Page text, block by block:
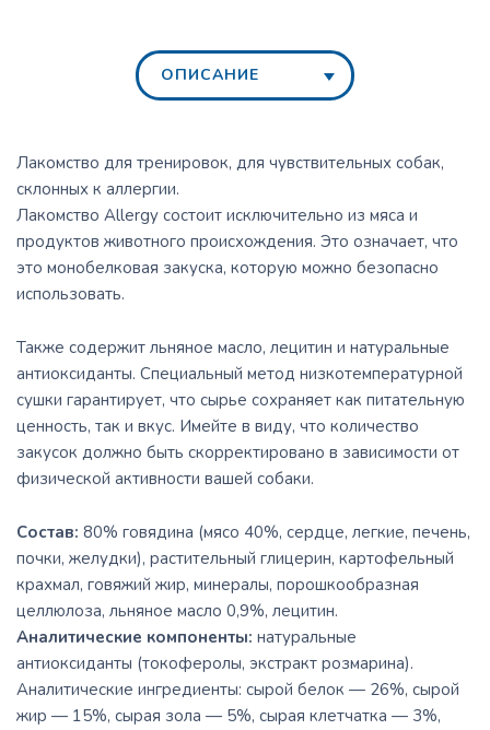
ОПИСАНИЕ
Лакомство для тренировок, для чувствительных собак,
склонных к аллергии.
Лакомство Allergy состоит исключительно из мяса и
продуктов животного происхождения. Это означает, что
это монобелковая закуска, которую можно безопасно
использовать.
Также содержит льняное масло, лецитин и натуральные
антиоксиданты. Специальный метод низкотемпературной
сушки гарантирует, что сырье сохраняет как питательную
ценность, так и вкус. Имейте в виду, что количество
закусок должно быть скорректировано в зависимости от
физической активности вашей собаки.
Состав: 80% говядина (мясо 40%, сердце, легкие, печень,
почки, желудки), растительный глицерин, картофельный
крахмал, говяжий жир, минералы, порошкообразная
целлюлоза, льняное масло 0,9%, лецитин.
Аналитические компоненты: натуральные
антиоксиданты (токоферолы, экстракт розмарина).
Аналитические ингредиенты: сырой белок — 26%, сырой
жир — 15%, сырая зола — 5%, сырая клетчатка — 3%,